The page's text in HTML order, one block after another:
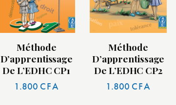
Méthode
D’apprentissage
De L’EDHC CP1
1.800 CFA
Méthode
D’apprentissage
De L’EDHC CP2
1.800 CFA